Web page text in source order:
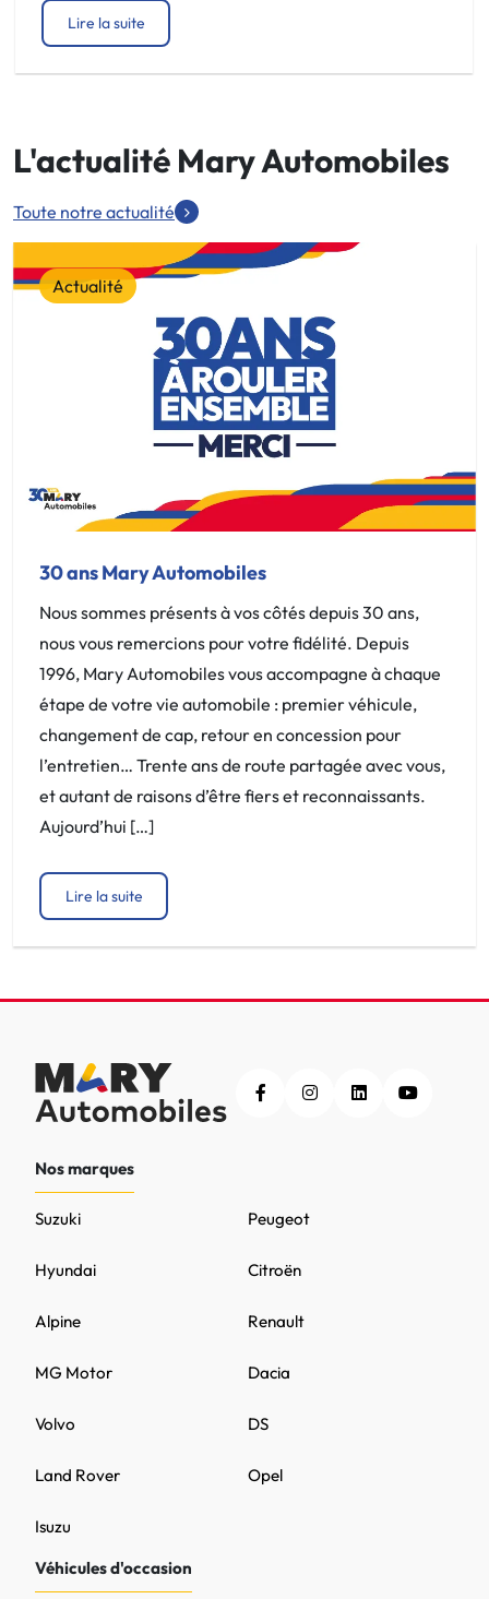
puissants, plus technologiques et plus haut de
gamme. Les commandes sont ouvertes en France
Lire la suite
L'actualité Mary Automobiles
Toute notre actualité
Actualité
30 ans Mary Automobiles
Nous sommes présents à vos côtés depuis 30 ans,
nous vous remercions pour votre fidélité. Depuis
1996, Mary Automobiles vous accompagne à chaque
étape de votre vie automobile : premier véhicule,
changement de cap, retour en concession pour
l’entretien… Trente ans de route partagée avec vous,
et autant de raisons d’être fiers et reconnaissants.
Aujourd’hui […]
Lire la suite
Nos marques
Peugeot
DS
MG Motor
Citroën
Opel
Volvo
Renault
Hyundai
Land Rover
Dacia
Alpine
Isuzu
Suzuki
Véhicules d'occasion